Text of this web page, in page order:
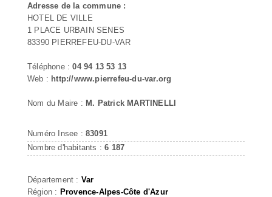
Adresse de la commune :
HOTEL DE VILLE
1 PLACE URBAIN SENES
83390 PIERREFEU-DU-VAR
Téléphone :04 94 13 53 13
Web : http://www.pierrefeu-du-var.org
Nom du Maire : M. Patrick MARTINELLI
Numéro Insee : 83091
Nombre d'habitants :6 187
Département : Var
Région : Provence-Alpes-Côte d'Azur